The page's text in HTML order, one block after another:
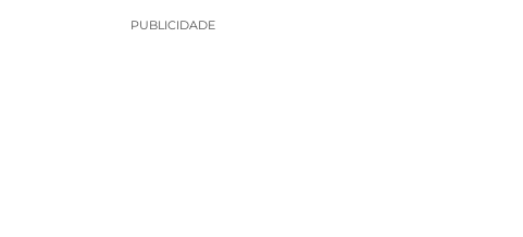
PUBLICIDADE